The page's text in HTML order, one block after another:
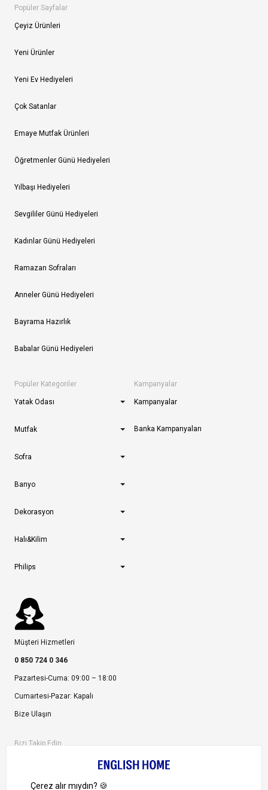
Popüler Sayfalar
Çeyiz Ürünleri
Yeni Ürünler
Yeni Ev Hediyeleri
Çok Satanlar
Emaye Mutfak Ürünleri
Öğretmenler Günü Hediyeleri
Yılbaşı Hediyeleri
Sevgililer Günü Hediyeleri
Kadınlar Günü Hediyeleri
Ramazan Sofraları
Anneler Günü Hediyeleri
Bayrama Hazırlık
Babalar Günü Hediyeleri
Popüler Kategoriler
Yatak Odası
Mutfak
Sofra
Banyo
Dekorasyon
Halı&Kilim
Philips
Kampanyalar
Kampanyalar
Banka Kampanyaları
Müşteri Hizmetleri
0 850 724 0 346
Pazartesi-Cuma: 09:00 – 18:00
Cumartesi-Pazar: Kapalı
Bize Ulaşın
Bizi Takip Edin